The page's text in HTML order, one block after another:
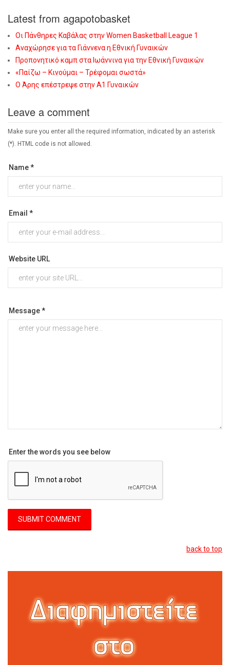
Latest from agapotobasket
Οι Πάνθηρες Καβάλας στην Women Basketball League 1
Αναχώρησε για τα Γιάννενα η Εθνική Γυναικών
Προπονητικό καμπ στα Ιωάννινα για την Εθνική Γυναικών
«Παίζω – Κινούμαι – Τρέφομαι σωστά»
Ο Άρης επέστρεψε στην Α1 Γυναικών
Leave a comment
Make sure you enter all the required information, indicated by an asterisk
(*). HTML code is not allowed.
Name *
Email *
Website URL
Message *
Enter the words you see below
back to top